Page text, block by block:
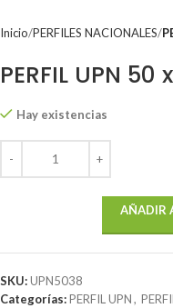
Inicio PERFILES NACIONALES
PERFIL UPN
Hay existencias
AÑADIR
SKU:UPN5038
Categorías:PERFIL UPN,